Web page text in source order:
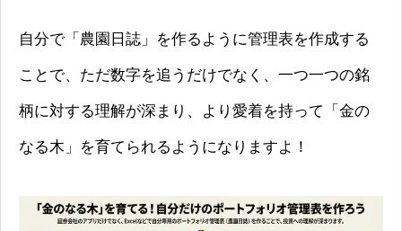
自分で「農園日誌」を作るように管理表を作成する
ことで、ただ数字を追うだけでなく、一つ一つの銘
柄に対する理解が深まり、より愛着を持って「金の
なる木」を育てられるようになりますよ！